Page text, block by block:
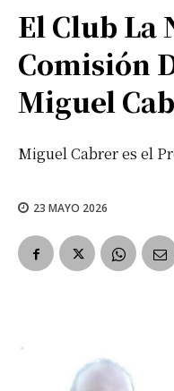
El Club La
Comisión
Miguel
Miguel Cabrer es el
23 MAYO 2026